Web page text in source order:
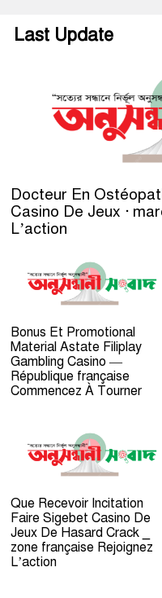
Last Update
Docteur En
Casino De Jeux ·
L’action
Bonus Et Promotional
Material Astate Filiplay
Gambling Casino —
République française
Commencez À Tourner
Que Recevoir Incitation
Faire Sigebet Casino De
Jeux De Hasard Crack _
zone française Rejoignez
L’action